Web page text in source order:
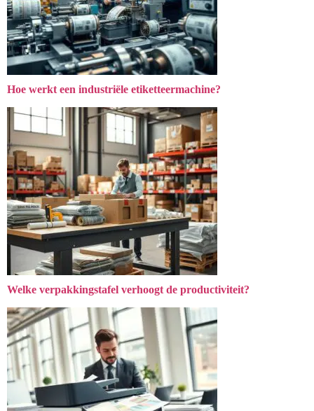
Hoe werkt een industriële etiketteermachine?
Welke verpakkingstafel verhoogt de productiviteit?